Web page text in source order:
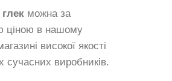
глек можна за
ціною в нашому
високої якості
сучасних виробників.